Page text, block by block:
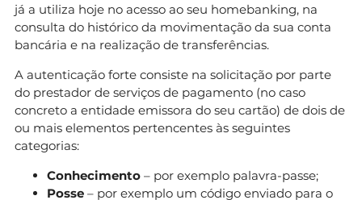
já a utiliza hoje no acesso ao seu homebanking, na
consulta do histórico da movimentação da sua conta
bancária e na realização de transferências.
A autenticação forte consiste na solicitação por parte
do prestador de serviços de pagamento (no caso
concreto a entidade emissora do seu cartão) de dois de
ou mais elementos pertencentes às seguintes
categorias:
Conhecimento – por exemplo palavra-passe;
Posse – por exemplo um código enviado para o